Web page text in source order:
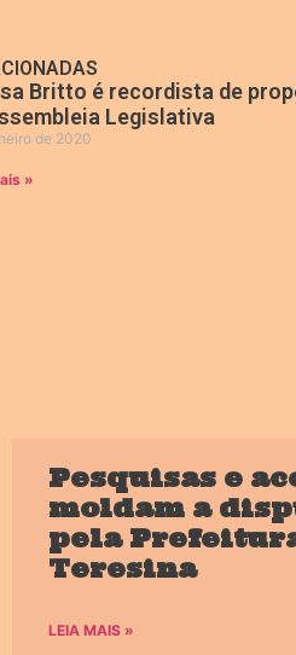
Britto é recordista de
Legislativa
de 2020
»
Pesquisas e
moldam a
pela
Teresina
LEIA MAIS »